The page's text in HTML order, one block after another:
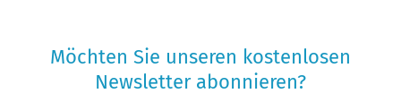
Möchten Sie unseren kostenlosen
Newsletter abonnieren?